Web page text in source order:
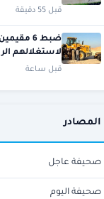
قبل 55 دقيقة
ضبط 6
لاستغلالهم
قبل ساعة
المصادر
صحيفة عاجل
صحيفة اليوم